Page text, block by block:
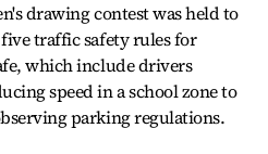
drawing contest was held to
traffic safety rules for
which include drivers
speed in a school zone to
parking regulations.